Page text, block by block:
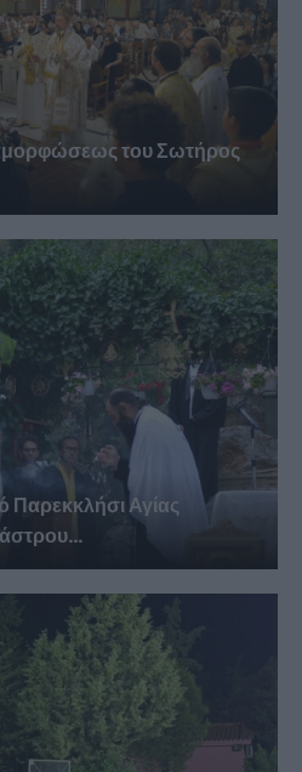
του Σωτήρος
Παρεκκλήσι Αγίας